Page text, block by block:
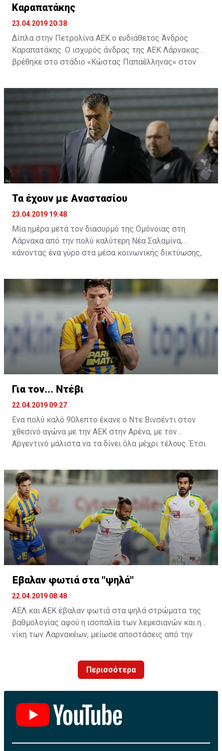
Καραπατάκης
23.04.2019 20:38
Δίπλα στην Πετρολίνα ΑΕΚ ο ευδιάθετος Άνδρος
Καραπατάκης. Ο ισχυρός άνδρας της ΑΕΚ Λάρνακας
βρέθηκε στο στάδιο «Κώστας Παπαέλληνας» στον
δεύτερο αγώνα της σειράς της Πετρολίνας ΑΕΚ με τον
Τα έχουν με Αναστασίου
23.04.2019 19:48
Μία ημέρα μετά τον διασυρμό της Ομόνοιας στη
Λάρνακα από την πολύ καλύτερη Νέα Σαλαμίνα,
κάνοντας ένα γύρο στα μέσα κοινωνικής δικτύωσης,
προπονητή. Η συμπεριφορά του μετά το τέλος του
αγώνα στη δημοσιογραφική γι' άλλη μία φορά δεν ήταν
η πρέπων, αφού πολλοί είναι αυτοί που πιστεύουν ότι
τουλάχιστον αυτό έπρεπε να λεχθεί από τα χείλη του
Ελλαδίτη τεχνικό ήταν μία συγνώμη.
Για τον... Ντέβι
22.04.2019 09:27
Ένα πολύ καλό 90λεπτο έκανε ο Ντε Βινσέντι στον
χθεσινό αγώνα με την ΑΕΚ στην Αρένα, με τον
Αργεντινό μάλιστα να τα δίνει όλα μέχρι τέλους. Έτσι
φάση του ματς, όπου σημάδεψε το δοκάρι της εστίας
του Τόνιο.
Έβαλαν φωτιά στα "ψηλά"
22.04.2019 08:48
ΑΕΛ και ΑΕΚ έβαλαν φωτιά στα ψηλά στρώματα της
βαθμολογίας αφού η ισοπαλία των λεμεσιανών και η
νίκη των Λαρνακέων, μείωσε αποστάσεις από την
Περισσότερα